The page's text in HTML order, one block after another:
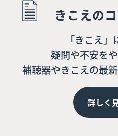
きこえの
「きこえ
疑問や不安を
補聴器やきこえの最
詳しく